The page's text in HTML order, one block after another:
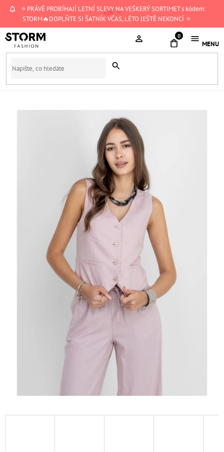
Přejít
🔅PRÁVĚ PROBÍHAJÍ LETNÍ SLEVY NA VEŠKERÝ SORTIMET s kódem:
STORM🔥DOPLŇTE SI ŠATNÍK VČAS, LÉTO JEŠTĚ NEKONCÍ 🔅
CZK
NÁKUPNÍ